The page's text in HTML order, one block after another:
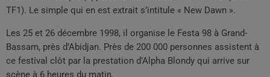
TF1). Le simple qui en est extrait s’intitule « New Dawn ».
Les 25 et 26 décembre 1998, il organise le Festa 98 à Grand-
Bassam, près d’Abidjan. Près de 200 000 personnes assistent à
ce festival clôt par la prestation d’Alpha Blondy qui arrive sur
scène à 6 heures du matin.